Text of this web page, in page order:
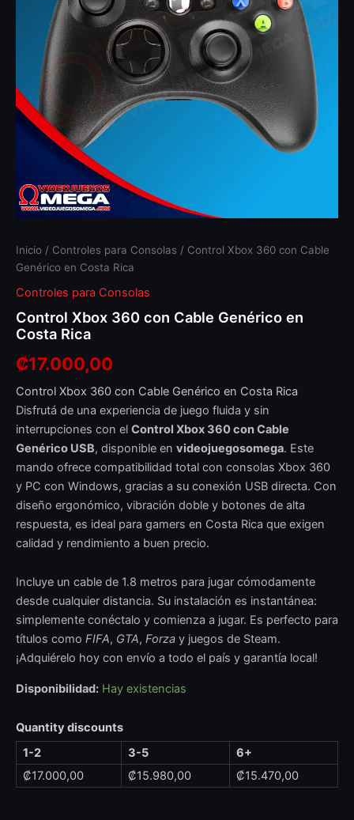
Inicio / Controles para Consolas / Control Xbox 360 con Cable
Genérico en Costa Rica
Controles para Consolas
Control Xbox 360 con Cable Genérico en
Costa Rica
₡17.000,00
Control Xbox 360 con Cable Genérico en Costa Rica
Disfrutá de una experiencia de juego fluida y sin
interrupciones con el Control Xbox 360 con Cable
Genérico USB, disponible en videojuegosomega. Este
mando ofrece compatibilidad total con consolas Xbox 360
y PC con Windows, gracias a su conexión USB directa. Con
diseño ergonómico, vibración doble y botones de alta
respuesta, es ideal para gamers en Costa Rica que exigen
calidad y rendimiento a buen precio.
Incluye un cable de 1.8 metros para jugar cómodamente
desde cualquier distancia. Su instalación es instantánea:
simplemente conéctalo y comienza a jugar. Es perfecto para
títulos como FIFA, GTA, Forza y juegos de Steam.
¡Adquiérelo hoy con envío a todo el país y garantía local!
Disponibilidad: Hay existencias
Quantity discounts
1-2
3-5
6+
₡17.000,00 ₡15.980,00 ₡15.470,00
cantidad